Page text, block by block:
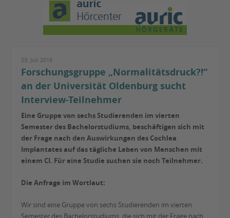
23. Juli 2018
Forschungsgruppe „Normalitätsdruck?!“
an der Universität Oldenburg sucht
Interview-Teilnehmer
Eine Gruppe von sechs Studierenden im vierten
Semester des Bachelorstudiums, beschäftigen sich mit
der Frage nach den Auswirkungen des Cochlea
Implantates auf das tägliche Leben von Menschen mit
einem CI. Für eine Studie suchen sie noch Teilnehmer.
Die Anfrage im Wortlaut:
Wir sind eine Gruppe von sechs Studierenden im vierten
Semester des Bachelorstudiums, die sich mit der Frage nach